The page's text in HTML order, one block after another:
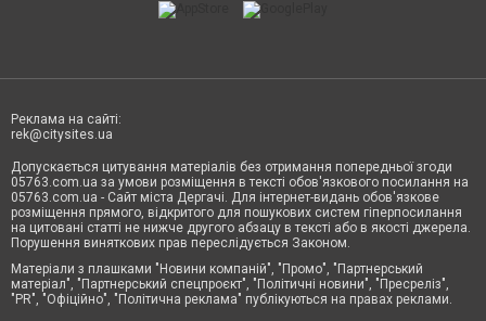
Реклама на сайті:
rek@citysites.ua
Допускається цитування матеріалів без отримання попередньої згоди
05763.com.ua за умови розміщення в тексті обов'язкового посилання на
05763.com.ua - Сайт міста Дергачі. Для інтернет-видань обов'язкове
розміщення прямого, відкритого для пошукових систем гіперпосилання
на цитовані статті не нижче другого абзацу в тексті або в якості джерела.
Порушення виняткових прав переслідується Законом.
Матеріали з плашками "Новини компаній", "Промо", "Партнерський
матеріал", "Партнерський спецпроєкт", "Політичні новини", "Пресреліз",
"PR", "Офіційно", "Політична реклама" публікуються на правах реклами.